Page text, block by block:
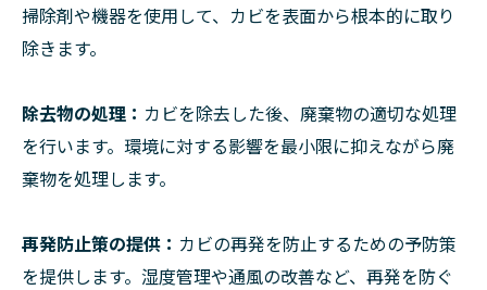
掃除剤や機器を使用して、カビを表面から根本的に取り
除きます。
除去物の処理： カビを除去した後、廃棄物の適切な処理
を行います。環境に対する影響を最小限に抑えながら廃
棄物を処理します。
再発防止策の提供： カビの再発を防止するための予防策
を提供します。湿度管理や通風の改善など、再発を防ぐ